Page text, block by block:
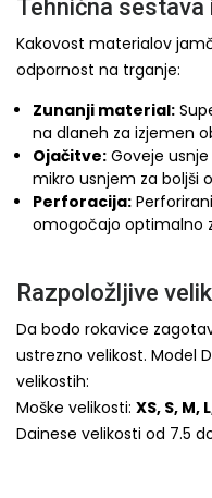
Tehnična
Kakovost materialov
odpornost na trganje:
Zunanji material:
na dlaneh za izjemen
Ojačitve: Goveje
mikro usnjem za boljši
Perforacija:
omogočajo optimalno
Razpoložljive
Da bodo rokavice
ustrezno velikost. Model
velikostih:
Moške velikosti: XS, S, M,
Dainese velikosti od 7.5